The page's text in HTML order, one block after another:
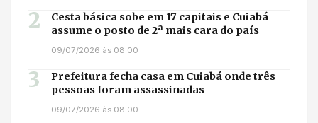
2
Cesta básica sobe em 17 capitais e Cuiabá
assume o posto de 2ª mais cara do país
09/07/2026 às 08:00
3
Prefeitura fecha casa em Cuiabá onde três
pessoas foram assassinadas
09/07/2026 às 08:00